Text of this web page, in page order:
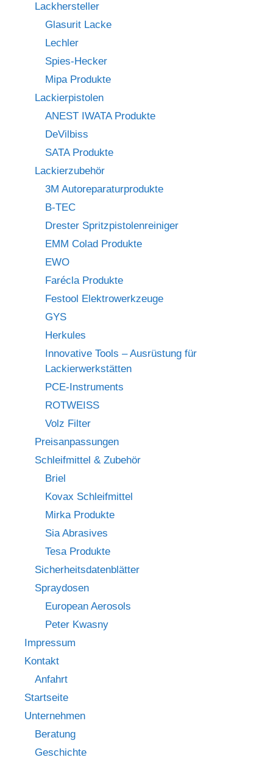
Lackhersteller
Glasurit Lacke
Lechler
Spies-Hecker
Mipa Produkte
Lackierpistolen
ANEST IWATA Produkte
DeVilbiss
SATA Produkte
Lackierzubehör
3M Autoreparaturprodukte
B-TEC
Drester Spritzpistolenreiniger
EMM Colad Produkte
EWO
Farécla Produkte
Festool Elektrowerkzeuge
GYS
Herkules
Innovative Tools – Ausrüstung für
Lackierwerkstätten
PCE-Instruments
ROTWEISS
Volz Filter
Preisanpassungen
Schleifmittel & Zubehör
Briel
Kovax Schleifmittel
Mirka Produkte
Sia Abrasives
Tesa Produkte
Sicherheitsdatenblätter
Spraydosen
European Aerosols
Peter Kwasny
Impressum
Kontakt
Anfahrt
Startseite
Unternehmen
Beratung
Geschichte